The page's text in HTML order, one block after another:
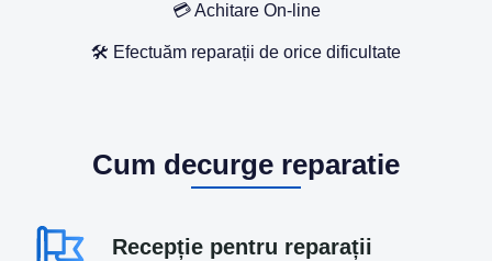
💳 Achitare On-line
🛠️ Efectuăm reparații de orice dificultate
Cum decurge reparatie
Recepție pentru reparații